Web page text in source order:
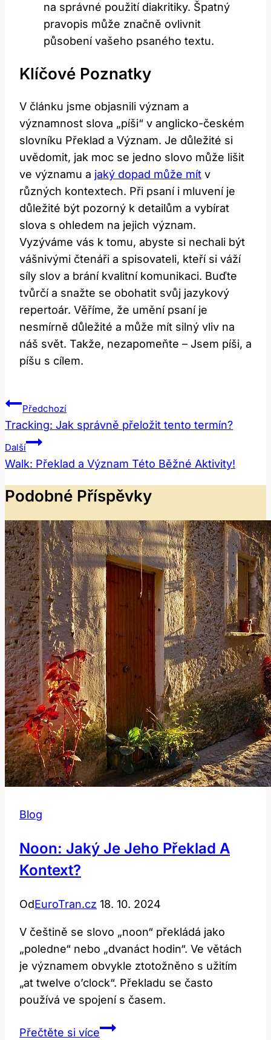
na správné použití diakritiky. Špatný
pravopis může značně ovlivnit
působení vašeho psaného textu.
Klíčové Poznatky
V článku jsme objasnili význam a
významnost slova „píši“ v anglicko-českém
slovníku Překlad a Význam. Je důležité si
uvědomit, jak moc se jedno slovo může lišit
ve významu a jaký dopad může mít v
různých kontextech. Při psaní i mluvení je
důležité být pozorný k detailům a vybírat
slova s ohledem na jejich význam.
Vyzýváme vás k tomu, abyste si nechali být
vášnivými čtenáři a spisovateli, kteří si váží
síly slov a brání kvalitní komunikaci. Buďte
tvůrčí a snažte se obohatit svůj jazykový
repertoár. Věříme, že umění psaní je
nesmírně důležité a může mít silný vliv na
náš svět. Takže, nezapomeňte – Jsem píši, a
píšu s cílem.
Navigace
Pro
Příspěvek
Předchozí
Tracking: Jak správně přeložit tento termín?
Další
Walk: Překlad a Význam Této Běžné Aktivity!
Podobné Příspěvky
Blog
Noon: Jaký Je Jeho Překlad A
Kontext?
OdEuroTran.cz 18. 10. 2024
V češtině se slovo „noon“ překládá jako
„poledne“ nebo „dvanáct hodin“. Ve větách
je významem obvykle ztotožněno s užitím
„at twelve o’clock“. Překladu se často
používá ve spojení s časem.
Přečtěte si víceNoon: